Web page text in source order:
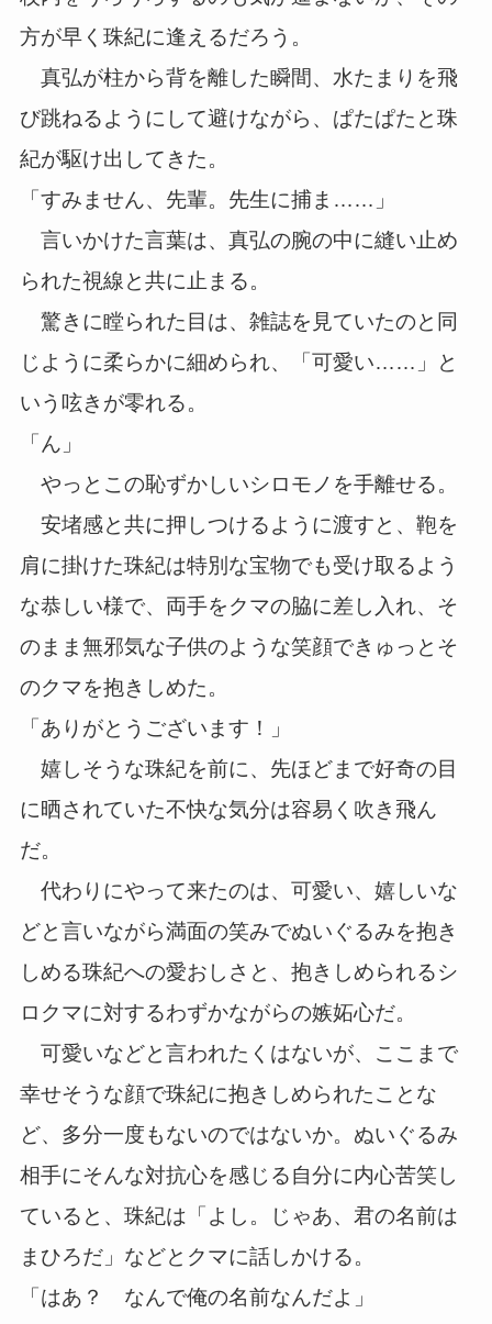
方が早く珠紀に逢えるだろう。
真弘が柱から背を離した瞬間、水たまりを飛
び跳ねるようにして避けながら、ぱたぱたと珠
紀が駆け出してきた。
「すみません、先輩。先生に捕ま……」
言いかけた言葉は、真弘の腕の中に縫い止め
られた視線と共に止まる。
驚きに瞠られた目は、雑誌を見ていたのと同
じように柔らかに細められ、「可愛い……」と
いう呟きが零れる。
「ん」
やっとこの恥ずかしいシロモノを手離せる。
安堵感と共に押しつけるように渡すと、鞄を
肩に掛けた珠紀は特別な宝物でも受け取るよう
な恭しい様で、両手をクマの脇に差し入れ、そ
のまま無邪気な子供のような笑顔できゅっとそ
のクマを抱きしめた。
「ありがとうございます！」
嬉しそうな珠紀を前に、先ほどまで好奇の目
に晒されていた不快な気分は容易く吹き飛ん
だ。
代わりにやって来たのは、可愛い、嬉しいな
どと言いながら満面の笑みでぬいぐるみを抱き
しめる珠紀への愛おしさと、抱きしめられるシ
ロクマに対するわずかながらの嫉妬心だ。
可愛いなどと言われたくはないが、ここまで
幸せそうな顔で珠紀に抱きしめられたことな
ど、多分一度もないのではないか。ぬいぐるみ
相手にそんな対抗心を感じる自分に内心苦笑し
ていると、珠紀は「よし。じゃあ、君の名前は
まひろだ」などとクマに話しかける。
「はあ？ なんで俺の名前なんだよ」